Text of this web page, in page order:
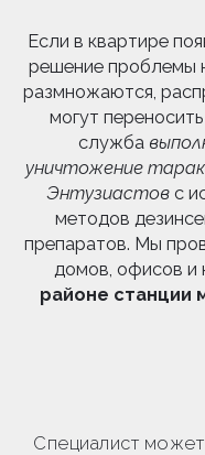
Если в квартире
решение проблемы
размножаются,
могут
служба
уничтожение
Энтузиастовс
методов
препаратов. Мы
домов, офисов и
районе станции
Специалист